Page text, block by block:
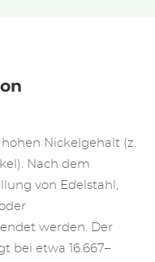
Nickelgehalt (z.
Nach dem
von Edelstahl,
werden. Der
bei etwa 16.667–